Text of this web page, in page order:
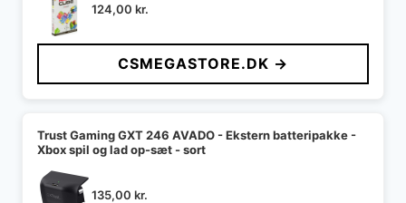
124,00 kr.
CSMEGASTORE.DK →
Trust Gaming GXT 246 AVADO - Ekstern batteripakke -
Xbox spil og lad op-sæt - sort
135,00 kr.